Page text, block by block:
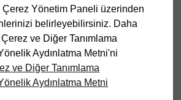
Yasal
Müşteri Hizmetleri
Kampanyalar
Yönetim Paneli üzerinden
belirleyebilirsiniz. Daha
ve Diğer Tanımlama
Aydınlatma Metni'ni
ve Diğer Tanımlama
Aydınlatma Metni